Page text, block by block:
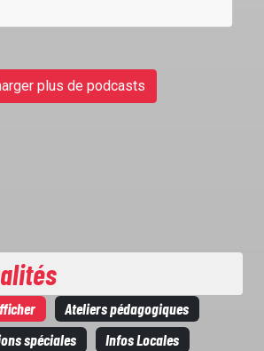
plus de podcasts
Ateliers pédagogiques
spéciales
Infos Locales